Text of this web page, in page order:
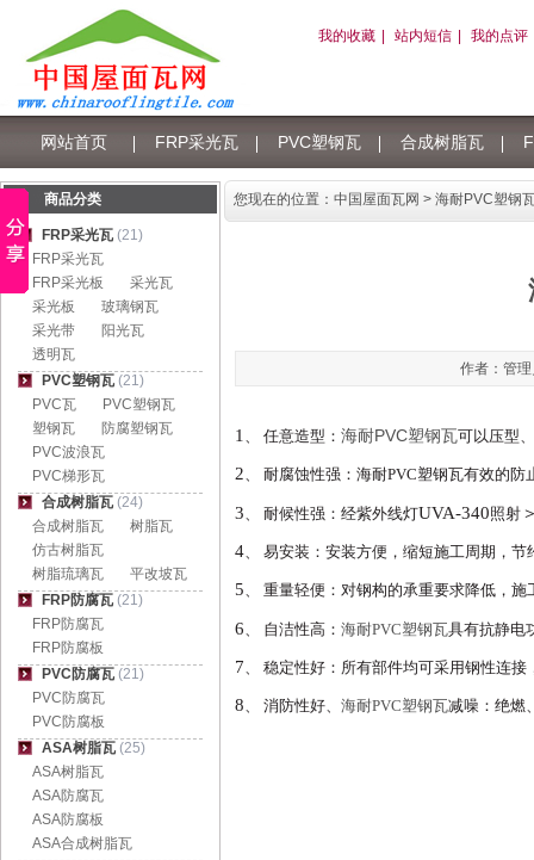
网站首页 FRP采光瓦 PVC塑钢瓦 合成树脂瓦
树脂瓦积分
我的收藏 站内短信 我的点评
您现在的位置： 中国屋面瓦网 > 海耐PVC塑钢
作者：管
1 、 任意造型： 海耐PVC塑钢瓦可以压型
2、 耐腐蚀性强： 海耐PVC塑钢瓦有效的防
3 耐候性强：经紫外线灯UVA-340照射
4 易安装：安装方便，缩短施工周期，节
5、 重量轻便：对钢构的承重要求降低，施
6 自洁性高： 海耐PVC塑钢瓦具有抗静电
7 稳定性好：所有部件均可采用钢性连接
8、 消防性好、 海耐PVC塑钢瓦减噪：绝燃
商品分类
FRP采光瓦 (21)
FRP采光瓦
FRP采光板
采光瓦
采光板
玻璃钢瓦
采光带
阳光瓦
透明瓦
PVC塑钢瓦 (21)
PVC瓦
PVC塑钢瓦
塑钢瓦
防腐塑钢瓦
PVC波浪瓦
PVC梯形瓦
合成树脂瓦 (24)
合成树脂瓦
树脂瓦
仿古树脂瓦
树脂琉璃瓦
平改坡瓦
FRP防腐瓦 (21)
FRP防腐瓦
FRP防腐板
PVC防腐瓦 (21)
PVC防腐瓦
PVC防腐板
ASA树脂瓦 (25)
ASA树脂瓦
ASA防腐瓦
ASA防腐板
ASA合成树脂瓦